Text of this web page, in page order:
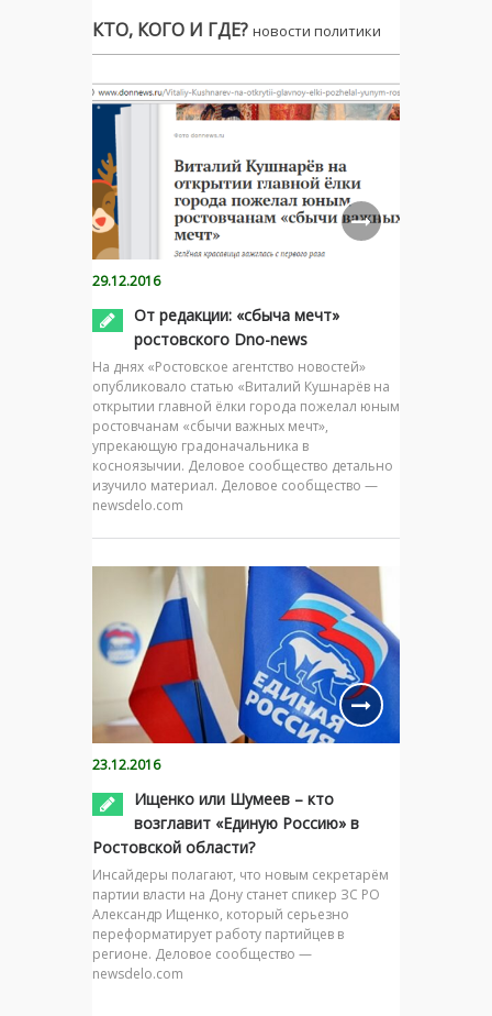
КТО, КОГО И ГДЕ? новости политики
29.12.2016
От редакции: «сбыча мечт»
ростовского Dno-news
На днях «Ростовское агентство новостей»
опубликовало статью «Виталий Кушнарёв на
открытии главной ёлки города пожелал юным
ростовчанам «сбычи важных мечт»,
упрекающую градоначальника в
косноязычии. Деловое сообщество детально
изучило материал. Деловое сообщество —
newsdelo.com
23.12.2016
Ищенко или Шумеев – кто
возглавит «Единую Россию» в
Ростовской области?
Инсайдеры полагают, что новым секретарём
партии власти на Дону станет спикер ЗС РО
Александр Ищенко, который серьезно
переформатирует работу партийцев в
регионе. Деловое сообщество —
newsdelo.com